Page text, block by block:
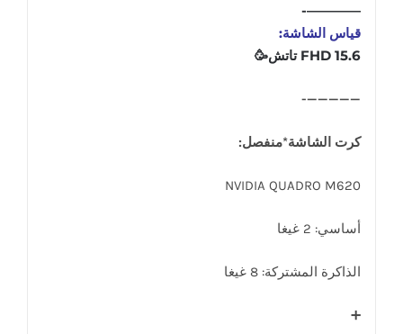
————-
قياس الشاشة:
15.6 FHD تاتش🥳
—————-
كرت الشاشة*منفصل:
NVIDIA QUADRO M620
أساسي: 2 غيغا
الذاكرة المشتركة: 8 غيغا
➕